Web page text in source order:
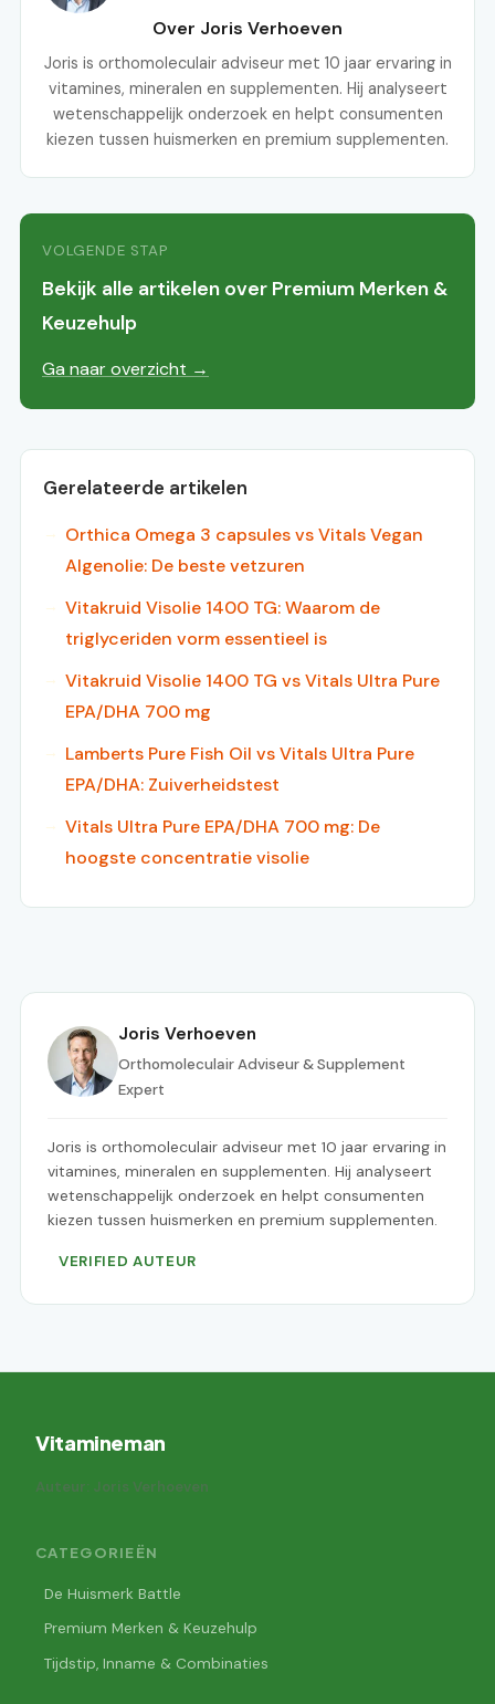
Over Joris Verhoeven
Joris is orthomoleculair adviseur met 10 jaar ervaring in
vitamines, mineralen en supplementen. Hij analyseert
wetenschappelijk onderzoek en helpt consumenten
kiezen tussen huismerken en premium supplementen.
VOLGENDE STAP
Bekijk alle artikelen over Premium Merken &
Keuzehulp
Ga naar overzicht →
Gerelateerde artikelen
Orthica Omega 3 capsules vs Vitals Vegan
Algenolie: De beste vetzuren
Vitakruid Visolie 1400 TG: Waarom de
triglyceriden vorm essentieel is
Vitakruid Visolie 1400 TG vs Vitals Ultra Pure
EPA/DHA 700 mg
Lamberts Pure Fish Oil vs Vitals Ultra Pure
EPA/DHA: Zuiverheidstest
Vitals Ultra Pure EPA/DHA 700 mg: De
hoogste concentratie visolie
Joris Verhoeven
Orthomoleculair Adviseur & Supplement
Expert
Joris is orthomoleculair adviseur met 10 jaar ervaring in
vitamines, mineralen en supplementen. Hij analyseert
wetenschappelijk onderzoek en helpt consumenten
kiezen tussen huismerken en premium supplementen.
VERIFIED AUTEUR
Vitamineman
Auteur: Joris Verhoeven
CATEGORIEËN
De Huismerk Battle
Premium Merken & Keuzehulp
Tijdstip, Inname & Combinaties